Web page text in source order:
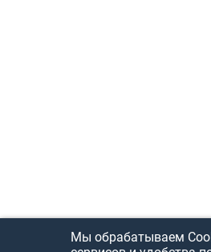
Мы обрабатываем